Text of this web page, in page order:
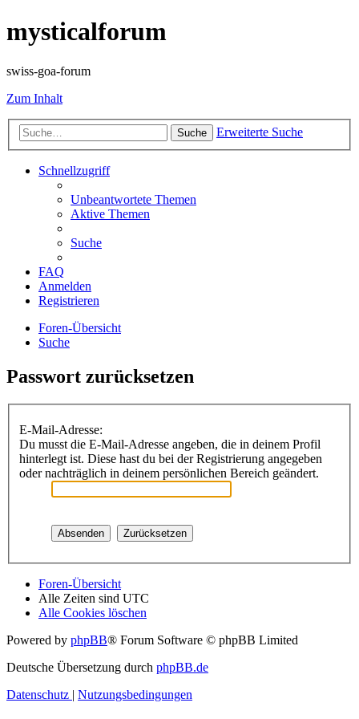
mysticalforum
swiss-goa-forum
Zum Inhalt
Suche Erweiterte Suche
Schnellzugriff
Unbeantwortete Themen
Aktive Themen
Suche
FAQ
Anmelden
Registrieren
Foren-Übersicht
Suche
Passwort zurücksetzen
E-Mail-Adresse:
Du musst die E-Mail-Adresse angeben, die in deinem Profil
hinterlegt ist. Diese hast du bei der Registrierung angegeben
oder nachträglich in deinem persönlichen Bereich geändert.
Foren-Übersicht
Alle Zeiten sind UTC
Alle Cookies löschen
Powered by phpBB® Forum Software © phpBB Limited
Deutsche Übersetzung durch phpBB.de
Datenschutz | Nutzungsbedingungen